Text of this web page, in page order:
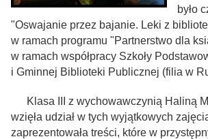
było
"Oswajanie przez bajanie. Leki z
w ramach programu "Partnerstwo dla
w ramach współpracy Szkoły
i Gminnej Biblioteki Publicznej (filia w
Klasa III z wychowawczynią Haliną
wzięła udział w tych wyjątkowych
zaprezentowała treści, które w